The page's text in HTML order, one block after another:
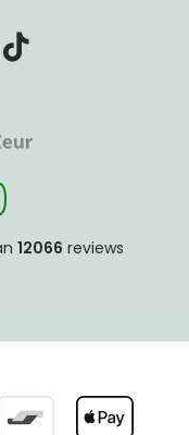
tiktok
12066 reviews